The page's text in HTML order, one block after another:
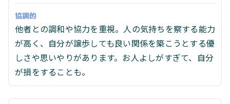
協調的
他者との調和や協力を重視。人の気持ちを察する能力
が高く、自分が譲歩しても良い関係を築こうとする優
しさや思いやりがあります。お人よしがすぎて、自分
が損をすることも。